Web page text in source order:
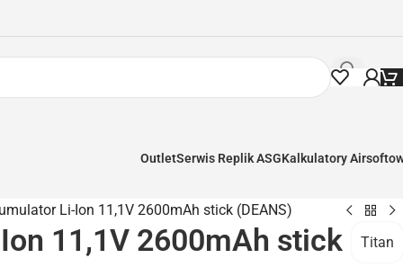
OutletSerwis Replik ASGKalkulatory
Li-Ion 11,1V 2600mAh stick (DEANS)
11,1V 2600mAh stick
Titan